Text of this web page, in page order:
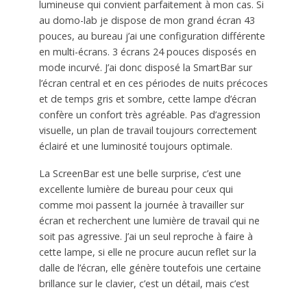
lumineuse qui convient parfaitement à mon cas. Si
au domo-lab je dispose de mon grand écran 43
pouces, au bureau j’ai une configuration différente
en multi-écrans. 3 écrans 24 pouces disposés en
mode incurvé. J’ai donc disposé la SmartBar sur
l’écran central et en ces périodes de nuits précoces
et de temps gris et sombre, cette lampe d’écran
confère un confort très agréable. Pas d’agression
visuelle, un plan de travail toujours correctement
éclairé et une luminosité toujours optimale.
La ScreenBar est une belle surprise, c’est une
excellente lumière de bureau pour ceux qui
comme moi passent la journée à travailler sur
écran et recherchent une lumière de travail qui ne
soit pas agressive. J’ai un seul reproche à faire à
cette lampe, si elle ne procure aucun reflet sur la
dalle de l’écran, elle génère toutefois une certaine
brillance sur le clavier, c’est un détail, mais c’est